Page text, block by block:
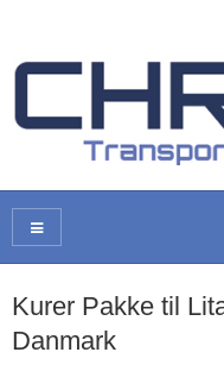
Kurer Pakke til
Danmark